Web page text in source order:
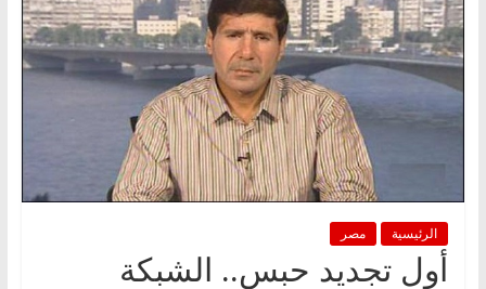
الرئيسية مصر
أول تجديد حبس.. الشبكة